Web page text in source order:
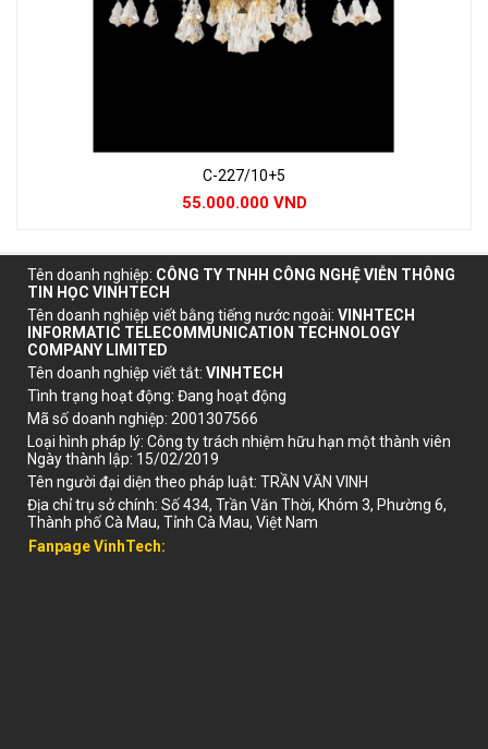
C-227/10+5
55.000.000 VND
Tên doanh nghiệp: CÔNG TY TNHH CÔNG NGHỆ VIỄN THÔNG
TIN HỌC VINHTECH
Tên doanh nghiệp viết bằng tiếng nước ngoài: VINHTECH
INFORMATIC TELECOMMUNICATION TECHNOLOGY
COMPANY LIMITED
Tên doanh nghiệp viết tắt: VINHTECH
Tình trạng hoạt động: Đang hoạt động
Mã số doanh nghiệp: 2001307566
Loại hình pháp lý: Công ty trách nhiệm hữu hạn một thành viên
Ngày thành lập: 15/02/2019
Tên người đại diện theo pháp luật: TRẦN VĂN VINH
Địa chỉ trụ sở chính: Số 434, Trần Văn Thời, Khóm 3, Phường 6,
Thành phố Cà Mau, Tỉnh Cà Mau, Việt Nam
Fanpage VinhTech: